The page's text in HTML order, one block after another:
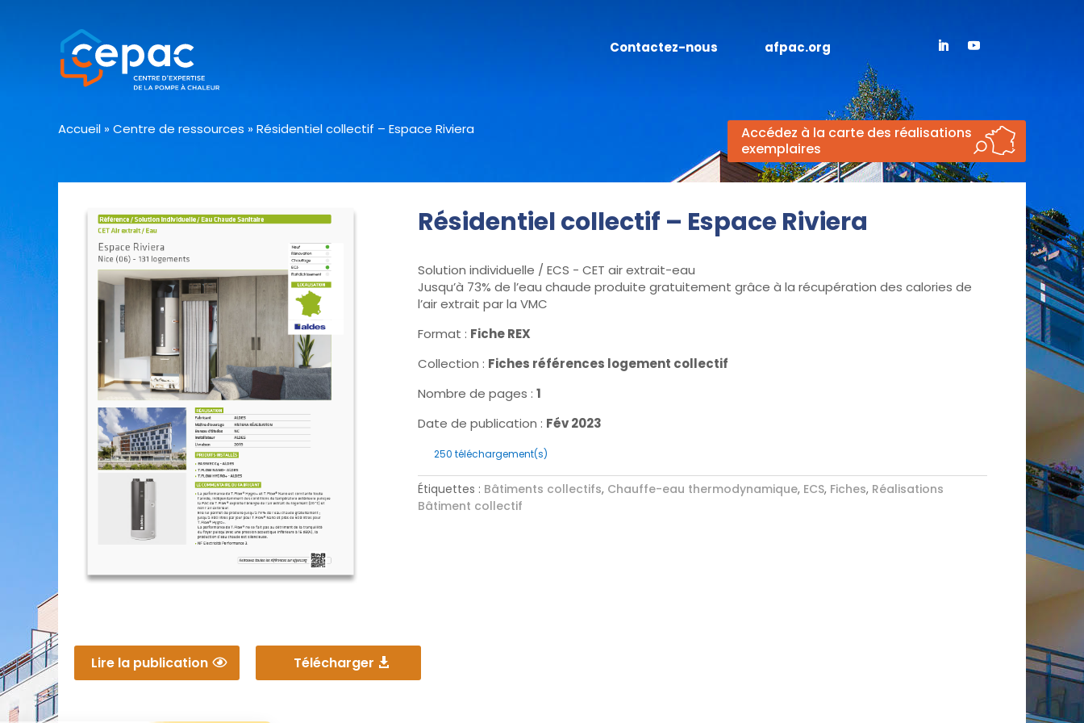
Contactez-nous afpac.org
Accueil » Centre de ressources »Résidentiel collectif – Espace Riviera
Accédez à la carte des réalisations
exemplaires
Résidentiel collectif – Espace Riviera
Solution individuelle / ECS - CET air extrait-eau
Jusqu’à 73% de l’eau chaude produite gratuitement grâce à la récupération des calories de
l’air extrait par la VMC
Format : Fiche REX
Collection : Fiches références logement collectif
Nombre de pages :1
Date de publication : Fév 2023
250 téléchargement(s)
Étiquettes : Bâtiments collectifs, Chauffe-eau thermodynamique, ECS, Fiches, Réalisations
Bâtiment collectif
Lire la publication Télécharger